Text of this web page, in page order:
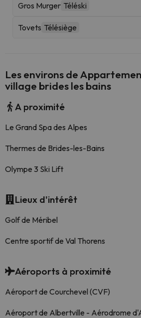
Gros Murger Téléski
Tovets Télésiège
Les environs de
village brides les bains
A proximité
Le Grand Spa des Alpes
Thermes de Brides-les-Bains
Olympe 3 Ski Lift
Lieux d'intérêt
Golf de Méribel
Centre sportif de Val Thorens
Aéroports à proximité
Aéroport de Courchevel (CVF)
Aéroport de Albertville - Aérodrome